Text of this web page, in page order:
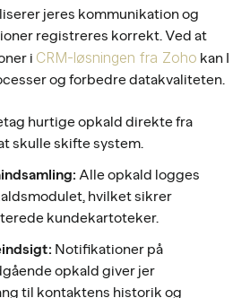
jeres kommunikation og
registreres korrekt. Ved at
i CRM-løsningen fra Zoho kan I
og forbedre datakvaliteten.
hurtige opkald direkte fra
skulle skifte system.
Alle opkald logges
hvilket sikrer
kundekartoteker.
Notifikationer på
opkald giver jer
til kontaktens historik og